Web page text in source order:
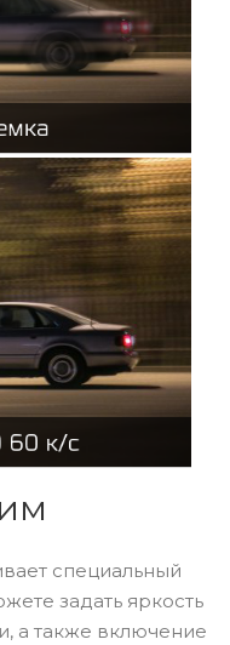
специальный
задать яркость
а также включение